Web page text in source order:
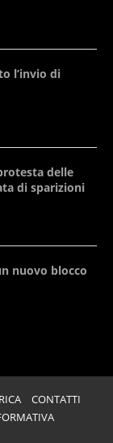
l’invio di
delle
di sparizioni
nuovo blocco
CONTATTI